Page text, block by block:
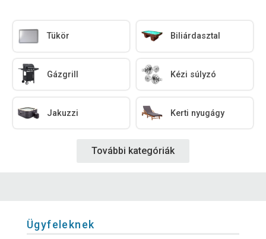
Tükör Biliárdasztal
Gázgrill Kézi súlyzó
Jakuzzi Kerti nyugágy
További kategóriák
Ügyfeleknek